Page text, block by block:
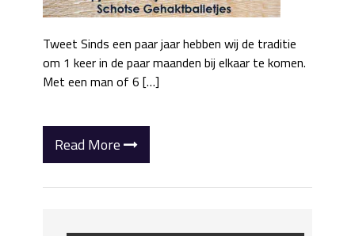
Tweet Sinds een paar jaar hebben wij de traditie
om 1 keer in de paar maanden bij elkaar te komen.
Met een man of 6 […]
Read More